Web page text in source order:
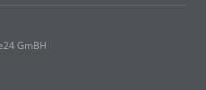
GmBH